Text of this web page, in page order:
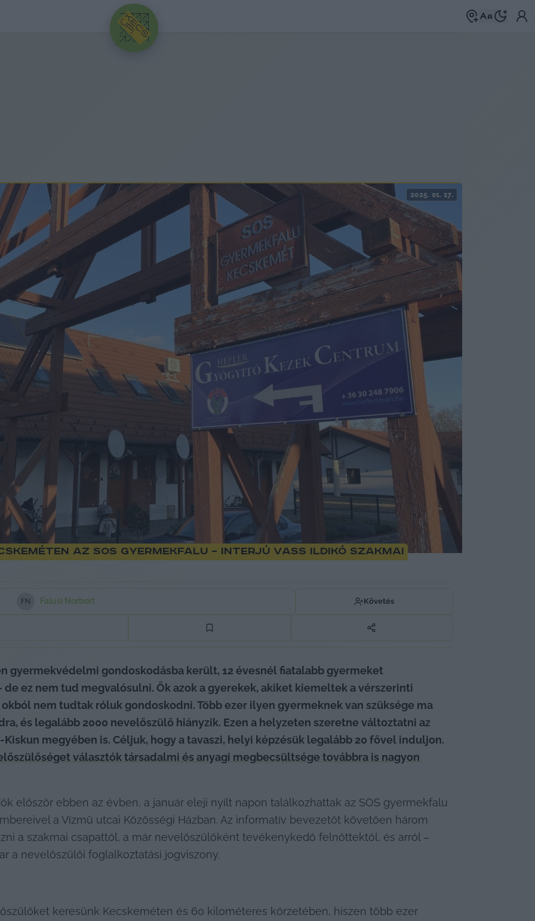
HIRDETÉS
2025. 01. 17.
az SOS gyermekfalu – interjú Vass Ildikó szakmai
FN Falusi Norbert Követés
gyermekvédelmi gondoskodásba került, 12 évesnél fiatalabb gyermeket
ez nem tud megvalósulni. Ők azok a gyerekek, akiket kiemeltek a vérszerinti
nem tudtak róluk gondoskodni. Több ezer ilyen gyermeknek van szüksége ma
és legalább 2000 nevelőszülő hiányzik. Ezen a helyzeten szeretne változtatni az
Kiskun megyében is. Céljuk, hogy a tavaszi, helyi képzésük legalább 20 fővel induljon.
választók társadalmi és anyagi megbecsültsége továbbra is nagyon
először ebben az évben, a január eleji nyílt napon találkozhattak az SOS gyermekfalu
a Vízmű utcai Közösségi Házban. Az informatív bevezetőt követően három
a szakmai csapattól, a már nevelőszülőként tevékenykedő felnőttektől, és arról –
a nevelőszülői foglalkoztatási jogviszony.
keresünk Kecskeméten és 60 kilométeres körzetében, hiszen több ezer